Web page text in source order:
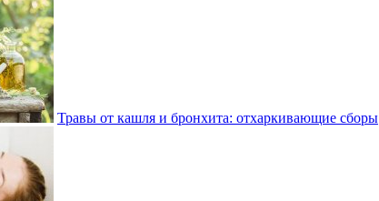
Травы от кашля и бронхита: отхаркивающие сборы